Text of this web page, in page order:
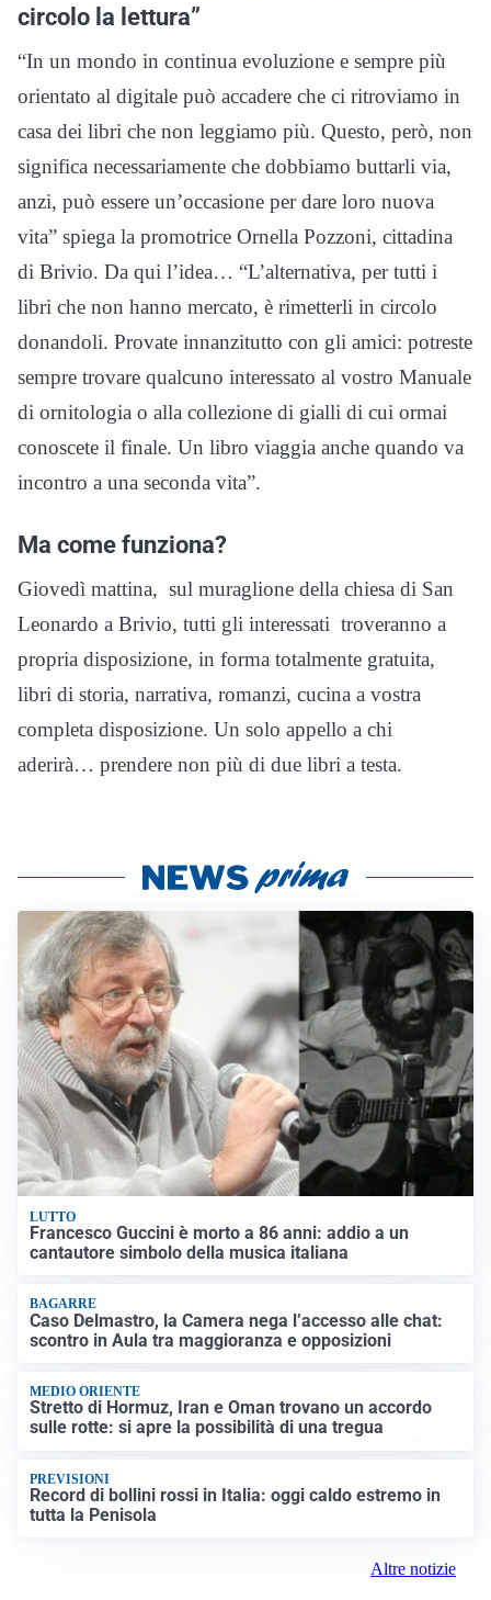
circolo la lettura”
“In un mondo in continua evoluzione e sempre più
orientato al digitale può accadere che ci ritroviamo in
casa dei libri che non leggiamo più. Questo, però, non
significa necessariamente che dobbiamo buttarli via,
anzi, può essere un’occasione per dare loro nuova
vita” spiega la promotrice Ornella Pozzoni, cittadina
di Brivio. Da qui l’idea… “L’alternativa, per tutti i
libri che non hanno mercato, è rimetterli in circolo
donandoli. Provate innanzitutto con gli amici: potreste
sempre trovare qualcuno interessato al vostro Manuale
di ornitologia o alla collezione di gialli di cui ormai
conoscete il finale. Un libro viaggia anche quando va
incontro a una seconda vita”.
Ma come funziona?
Giovedì mattina, sul muraglione della chiesa di San
Leonardo a Brivio, tutti gli interessati troveranno a
propria disposizione, in forma totalmente gratuita,
libri di storia, narrativa, romanzi, cucina a vostra
completa disposizione. Un solo appello a chi
aderirà… prendere non più di due libri a testa.
LUTTO
Francesco Guccini è morto a 86 anni: addio a un
cantautore simbolo della musica italiana
BAGARRE
Caso Delmastro, la Camera nega l’accesso alle chat:
scontro in Aula tra maggioranza e opposizioni
MEDIO ORIENTE
Stretto di Hormuz, Iran e Oman trovano un accordo
sulle rotte: si apre la possibilità di una tregua
PREVISIONI
Record di bollini rossi in Italia: oggi caldo estremo in
tutta la Penisola
Altre notizie